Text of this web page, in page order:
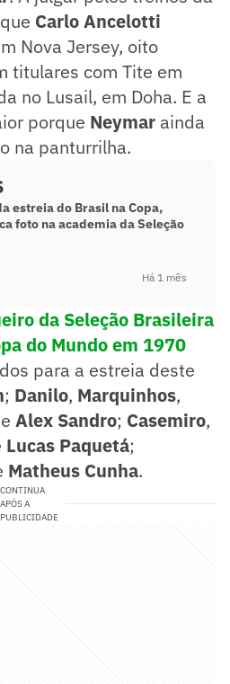
Carlo Ancelotti
Nova Jersey, oito
titulares com Tite em
no Lusail, em Doha. E a
porque Neymar ainda
na panturrilha.
estreia do Brasil na Copa,
foto na academia da Seleção
Há 1 mês
da Seleção Brasileira
do Mundo em 1970
para a estreia deste
; Danilo, Marquinhos,
e Alex Sandro; Casemiro,
Lucas Paquetá;
Matheus Cunha.
CONTINUA
APÓS A
PUBLICIDADE